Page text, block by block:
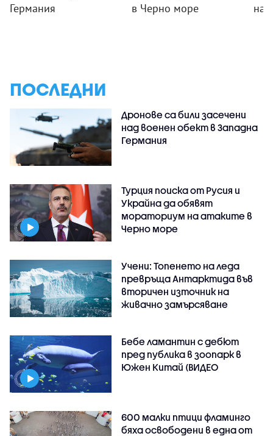
Германия
в Черно море
на
ПОСЛЕДНИ
Дронове са били засечени
над военен обект в Западна
Германия
Турция поиска от Русия и
Украйна да обявят
мораториум на атаките в
Черно море
Учени: Топенето на леда
превръща Антарктида във
вторичен източник на
живачно замърсяване
Бебе ламантин с дебют
пред публика в зоопарк в
Южен Китай (ВИДЕО
600 малки птици фламинго
бяха освободени в една от